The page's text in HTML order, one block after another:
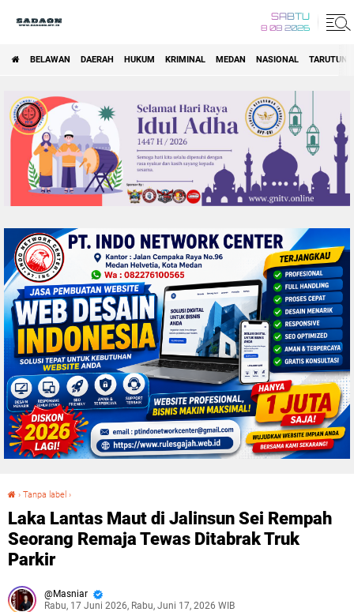
SABTU
8 08 2026
BELAWAN DAERAH HUKUM KRIMINAL MEDAN NASIONAL TARUTUNG
› Tanpa label ›
Laka Lantas Maut di Jalinsun Sei Rempah
Seorang Remaja Tewas Ditabrak Truk
Parkir
Masniar
Rabu, 17 Juni 2026, Rabu, Juni 17, 2026 WIB